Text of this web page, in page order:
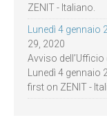
ZENIT - Italiano.
Lunedì 4 gennaio
29, 2020
Avviso
Lunedì 4 gennaio
first on ZENIT -